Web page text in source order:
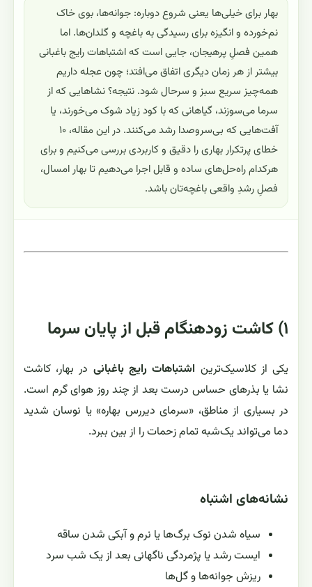
بهار برای خیلی‌ها یعنی شروع دوباره: جوانه‌ها، بوی خاک
نم‌خورده و انگیزه برای رسیدگی به باغچه و گلدان‌ها. اما
همین فصلِ پرهیجان، جایی است که اشتباهات رایج باغبانی
بیشتر از هر زمان دیگری اتفاق می‌افتد؛ چون عجله داریم
همه‌چیز سریع سبز و سرحال شود. نتیجه؟ نشاهایی که از
سرما می‌سوزند، گیاهانی که با کود زیاد شوک می‌خورند، یا
آفت‌هایی که بی‌سروصدا رشد می‌کنند. در این مقاله، ۱۰
خطای پرتکرار بهاری را دقیق و کاربردی بررسی می‌کنیم و برای
هرکدام راه‌حل‌های ساده و قابل اجرا می‌دهیم تا بهار امسال،
فصلِ رشدِ واقعی باغچه‌تان باشد.
۱) کاشت زودهنگام قبل از پایان سرما
یکی از کلاسیک‌ترین اشتباهات رایج باغبانی در بهار، کاشت
نشا یا بذرهای حساس درست بعد از چند روز هوای گرم است.
در بسیاری از مناطق، «سرمای دیررس بهاره» یا نوسان شدید
دما می‌تواند یک‌شبه تمام زحمات را از بین ببرد.
نشانه‌های اشتباه
سیاه شدن نوک برگ‌ها یا نرم و آبکی شدن ساقه
ایست رشد یا پژمردگی ناگهانی بعد از یک شب سرد
ریزش جوانه‌ها و گل‌ها